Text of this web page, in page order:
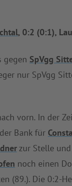
, 0:2 (0:1),
gegen SpVgg
nur SpVgg
vorn. In der
Bank für
zur Stelle
noch einen
(89.). Die 0:2-